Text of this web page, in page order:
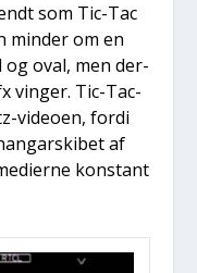
som Tic-Tac
min­der om en
og oval, men der­
vin­ger. Tic-Tac-
video­en, for­di
af
kon­stant